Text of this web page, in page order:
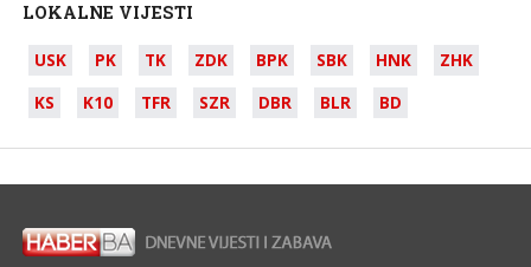
LOKALNE VIJESTI
USK PK TK ZDK BPK SBK HNK
ZHK
KS
K10 TFR SZR DBR BLR BD